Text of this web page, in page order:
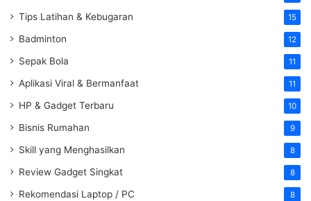
Tips Latihan & Kebugaran 15
Badminton 12
Sepak Bola 11
Aplikasi Viral & Bermanfaat 11
HP & Gadget Terbaru 10
Bisnis Rumahan 9
Skill yang Menghasilkan 8
Review Gadget Singkat 8
Rekomendasi Laptop / PC 8